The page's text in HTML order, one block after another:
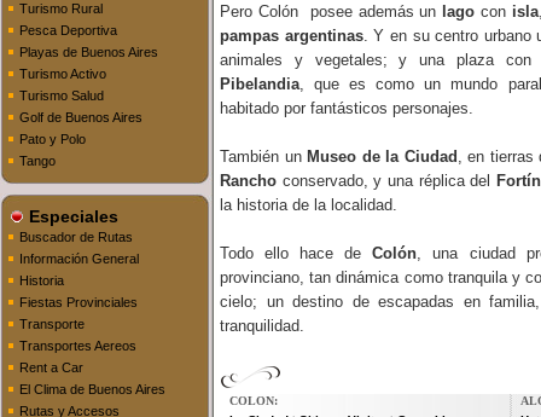
Turismo Rural
Pesca Deportiva
Playas de Buenos Aires
Turismo Activo
Turismo Salud
Golf de Buenos Aires
Pato y Polo
Tango
Especiales
Buscador de Rutas
Información General
Historia
Fiestas Provinciales
Transporte
Transportes Aereos
Rent a Car
El Clima de Buenos Aires
Rutas y Accesos
Pero Colón posee además un lago con isla
pampas argentinas. Y en su centro urbano
animales y vegetales; y una plaza con
Pibelandia, que es como un mundo
habitado por fantásticos personajes.
También un Museo de la Ciudad , en
Rancho conservado, y una réplica del
la historia de la localidad.
Todo ello hace deColón, una ciudad
provinciano, tan dinámica como tranquila y
cielo; un destino de escapadas en
tranquilidad.
COLON: